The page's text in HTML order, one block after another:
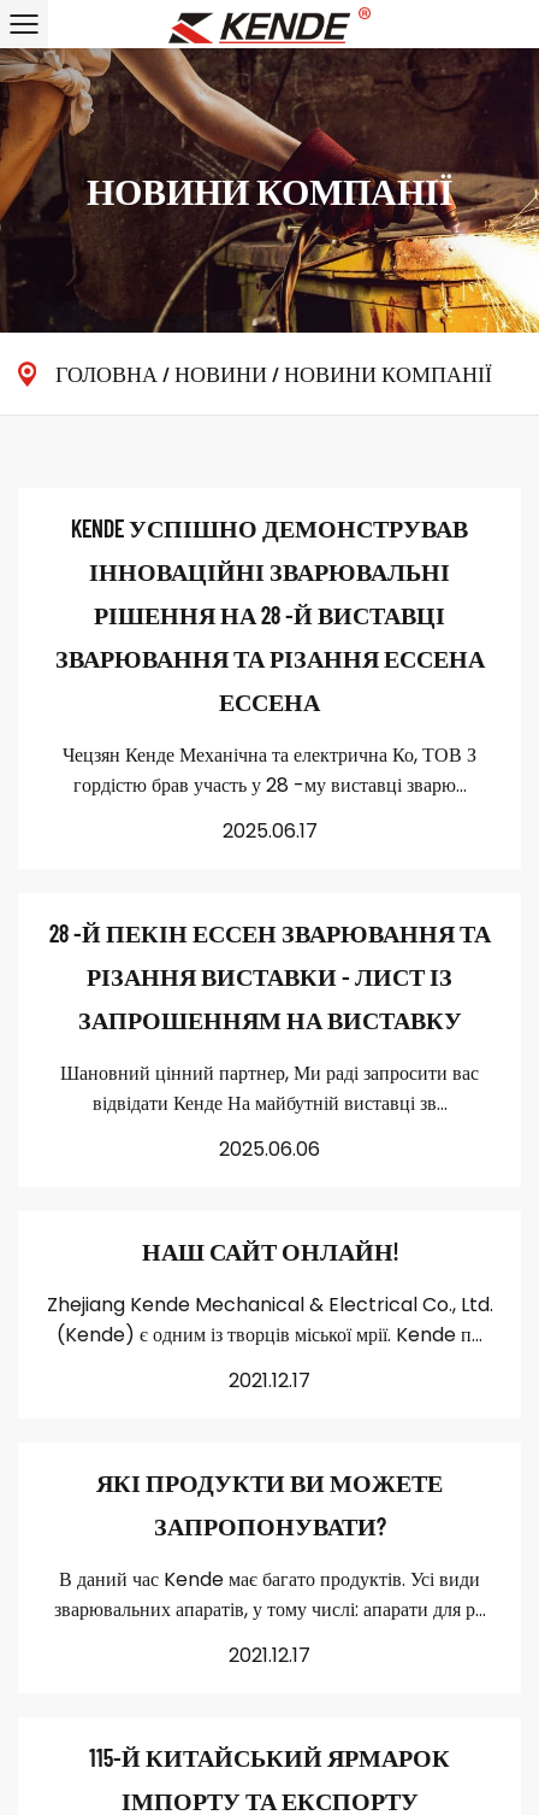
НОВИНИ КОМПАНІЇ
ГОЛОВНА /НОВИНИ/НОВИНИ КОМПАНІЇ
KENDE УСПІШНО ДЕМОНСТРУВАВ
ІННОВАЦІЙНІ ЗВАРЮВАЛЬНІ
РІШЕННЯ НА 28 -Й ВИСТАВЦІ
ЗВАРЮВАННЯ ТА РІЗАННЯ ЕССЕНА
ЕССЕНА
Чецзян Кенде Механічна та електрична Ко, ТОВ З
гордістю брав участь у 28 -му виставці зварю...
2025.06.17
28 -Й ПЕКІН ЕССЕН ЗВАРЮВАННЯ ТА
РІЗАННЯ ВИСТАВКИ - ЛИСТ ІЗ
ЗАПРОШЕННЯМ НА ВИСТАВКУ
Шановний цінний партнер, Ми раді запросити вас
відвідати Кенде На майбутній виставці зв...
2025.06.06
НАШ САЙТ ОНЛАЙН!
Zhejiang Kende Mechanical & Electrical Co., Ltd.
(Kende) є одним із творців міської мрії. Kende п...
2021.12.17
ЯКІ ПРОДУКТИ ВИ МОЖЕТЕ
ЗАПРОПОНУВАТИ?
В даний час Kende має багато продуктів. Усі види
зварювальних апаратів, у тому числі: апарати для р...
2021.12.17
115-Й КИТАЙСЬКИЙ ЯРМАРОК
ІМПОРТУ ТА ЕКСПОРТУ